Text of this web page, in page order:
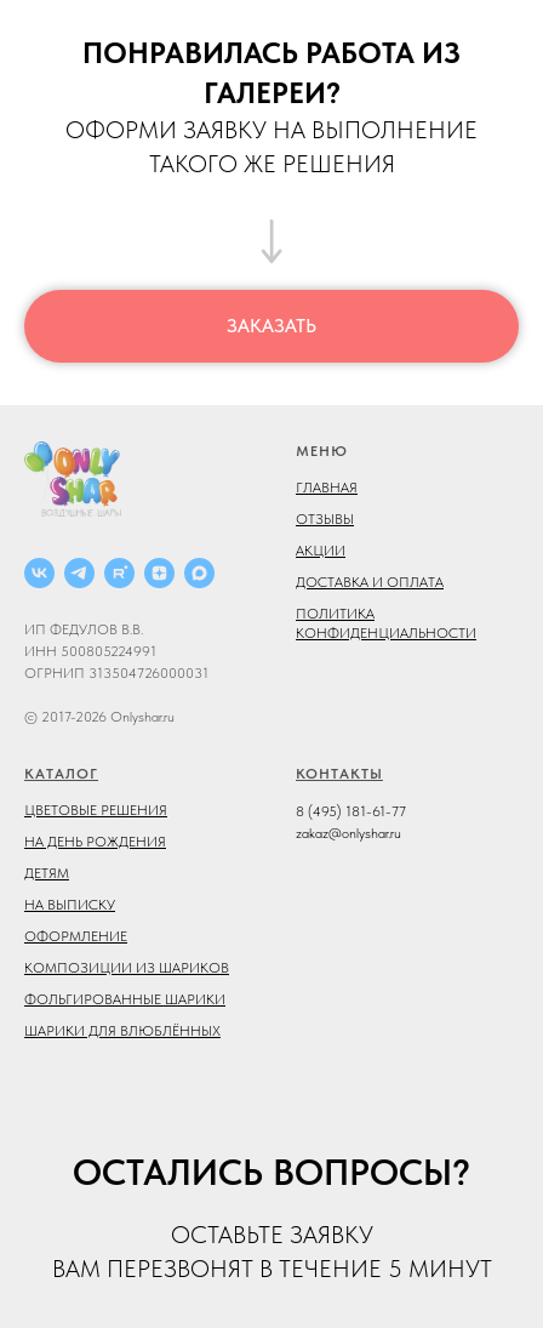
ПОНРАВИЛАСЬ РАБОТА ИЗ
ГАЛЕРЕИ?
ОФОРМИ ЗАЯВКУ НА ВЫПОЛНЕНИЕ
ТАКОГО ЖЕ РЕШЕНИЯ
ЗАКАЗАТЬ
ИП ФЕДУЛОВ В.В.
ИНН 500805224991
ОГРНИП 313504726000031
© 2017-2026 Onlyshar.ru
МЕНЮ
ГЛАВНАЯ
ОТЗЫВЫ
АКЦИИ
ДОСТАВКА И ОПЛАТА
ПОЛИТИКА
КОНФИДЕНЦИАЛЬНОСТИ
КАТАЛОГ
ЦВЕТОВЫЕ РЕШЕНИЯ
НА ДЕНЬ РОЖДЕНИЯ
ДЕТЯМ
НА ВЫПИСКУ
ОФОРМЛЕНИЕ
КОМПОЗИЦИИ ИЗ ШАРИКОВ
ФОЛЬГИРОВАННЫЕ ШАРИКИ
ШАРИКИ ДЛЯ ВЛЮБЛЁННЫХ
КОНТАКТЫ
8 (495) 181-61-77
zakaz@onlyshar.ru
ОСТАЛИСЬ ВОПРОСЫ?
ОСТАВЬТЕ ЗАЯВКУ
ВАМ ПЕРЕЗВОНЯТ В ТЕЧЕНИЕ 5 МИНУТ